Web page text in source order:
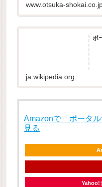
www.otsuka-
ポ
ja.wikipedia.org
Amazonで「ポータ
見る
Yahoo!